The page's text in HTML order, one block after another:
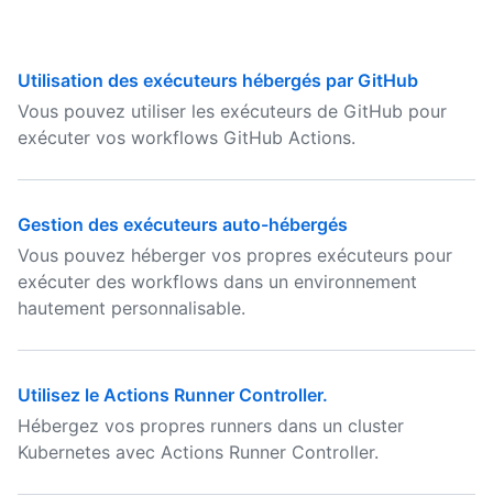
Utilisation des exécuteurs hébergés par GitHub
Vous pouvez utiliser les exécuteurs de GitHub pour
exécuter vos workflows GitHub Actions.
Gestion des exécuteurs auto-hébergés
Vous pouvez héberger vos propres exécuteurs pour
exécuter des workflows dans un environnement
hautement personnalisable.
Utilisez le Actions Runner Controller.
Hébergez vos propres runners dans un cluster
Kubernetes avec Actions Runner Controller.